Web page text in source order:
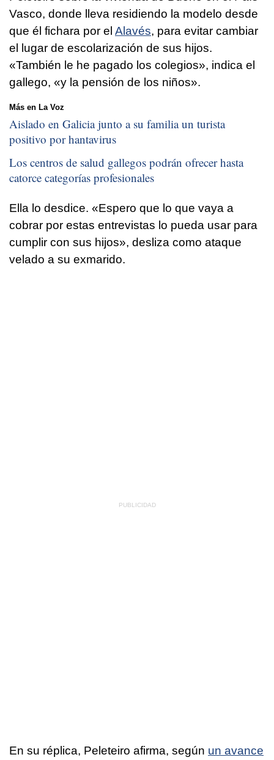
Vasco, donde lleva residiendo la modelo desde
que él fichara por el Alavés, para evitar cambiar
el lugar de escolarización de sus hijos.
«También le he pagado los colegios», indica el
gallego, «y la pensión de los niños».
Más en La Voz
Aislado en Galicia junto a su familia un turista
positivo por hantavirus
Los centros de salud gallegos podrán ofrecer hasta
catorce categorías profesionales
Ella lo desdice. «Espero que lo que vaya a
cobrar por estas entrevistas lo pueda usar para
cumplir con sus hijos», desliza como ataque
velado a su exmarido.
En su réplica, Peleteiro afirma, según un avance